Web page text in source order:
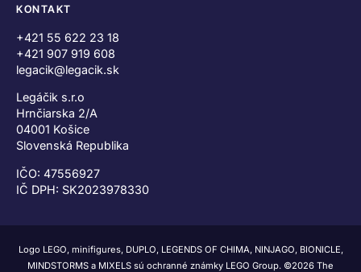
KONTAKT
+421 55 622 23 18
+421 907 919 608
legacik@legacik.sk
Legáčik s.r.o
Hrnčiarska 2/A
04001 Košice
Slovenská Republika
IČO: 47556927
IČ DPH: SK2023978330
Logo LEGO, minifigures, DUPLO, LEGENDS OF CHIMA, NINJAGO, BIONICLE,
MINDSTORMS a MIXELS sú ochranné známky LEGO Group. ©2026 The